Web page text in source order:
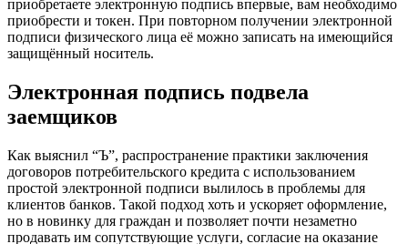
приобретаете электронную подпись впервые, вам необходимо
приобрести и токен. При повторном получении электронной
подписи физического лица её можно записать на имеющийся
защищённый носитель.
Электронная подпись подвела
заемщиков
Как выяснил “Ъ”, распространение практики заключения
договоров потребительского кредита с использованием
простой электронной подписи вылилось в проблемы для
клиентов банков. Такой подход хоть и ускоряет оформление,
но в новинку для граждан и позволяет почти незаметно
продавать им сопутствующие услуги, согласие на оказание